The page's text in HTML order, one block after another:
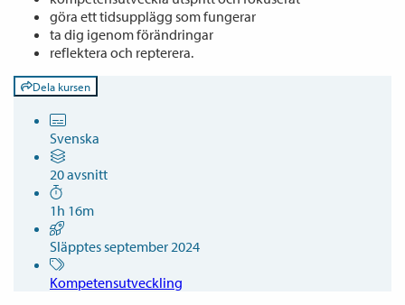
göra ett tidsupplägg som fungerar
ta dig igenom förändringar
reflektera och repterera.
Dela kursen
Svenska
20 avsnitt
1h 16m
Släpptes september 2024
Kompetensutveckling